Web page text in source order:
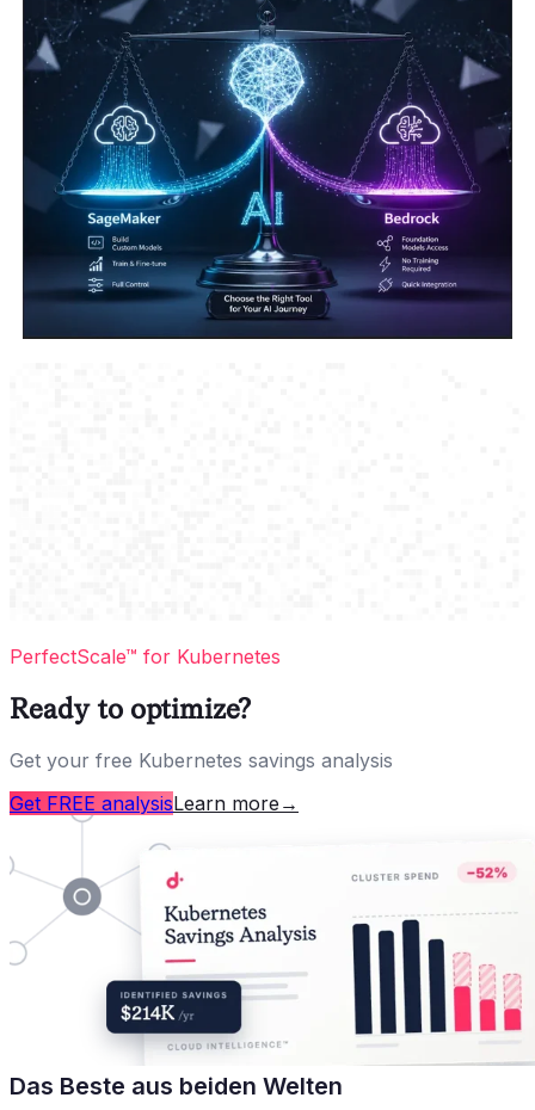
PerfectScale™ for Kubernetes
Ready to optimize?
Get your free Kubernetes savings analysis
Get FREE analysisLearn more →
Das Beste aus beiden Welten